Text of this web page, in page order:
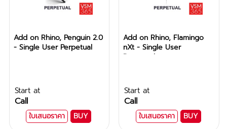
Add on Rhino, Penguin 2.0
- Single User Perpetual
Start at
Call
ใบเสนอราคา BUY
Add on Rhino, Flamingo
nXt - Single User
Perpetual
Start at
Call
ใบเสนอราคา BUY